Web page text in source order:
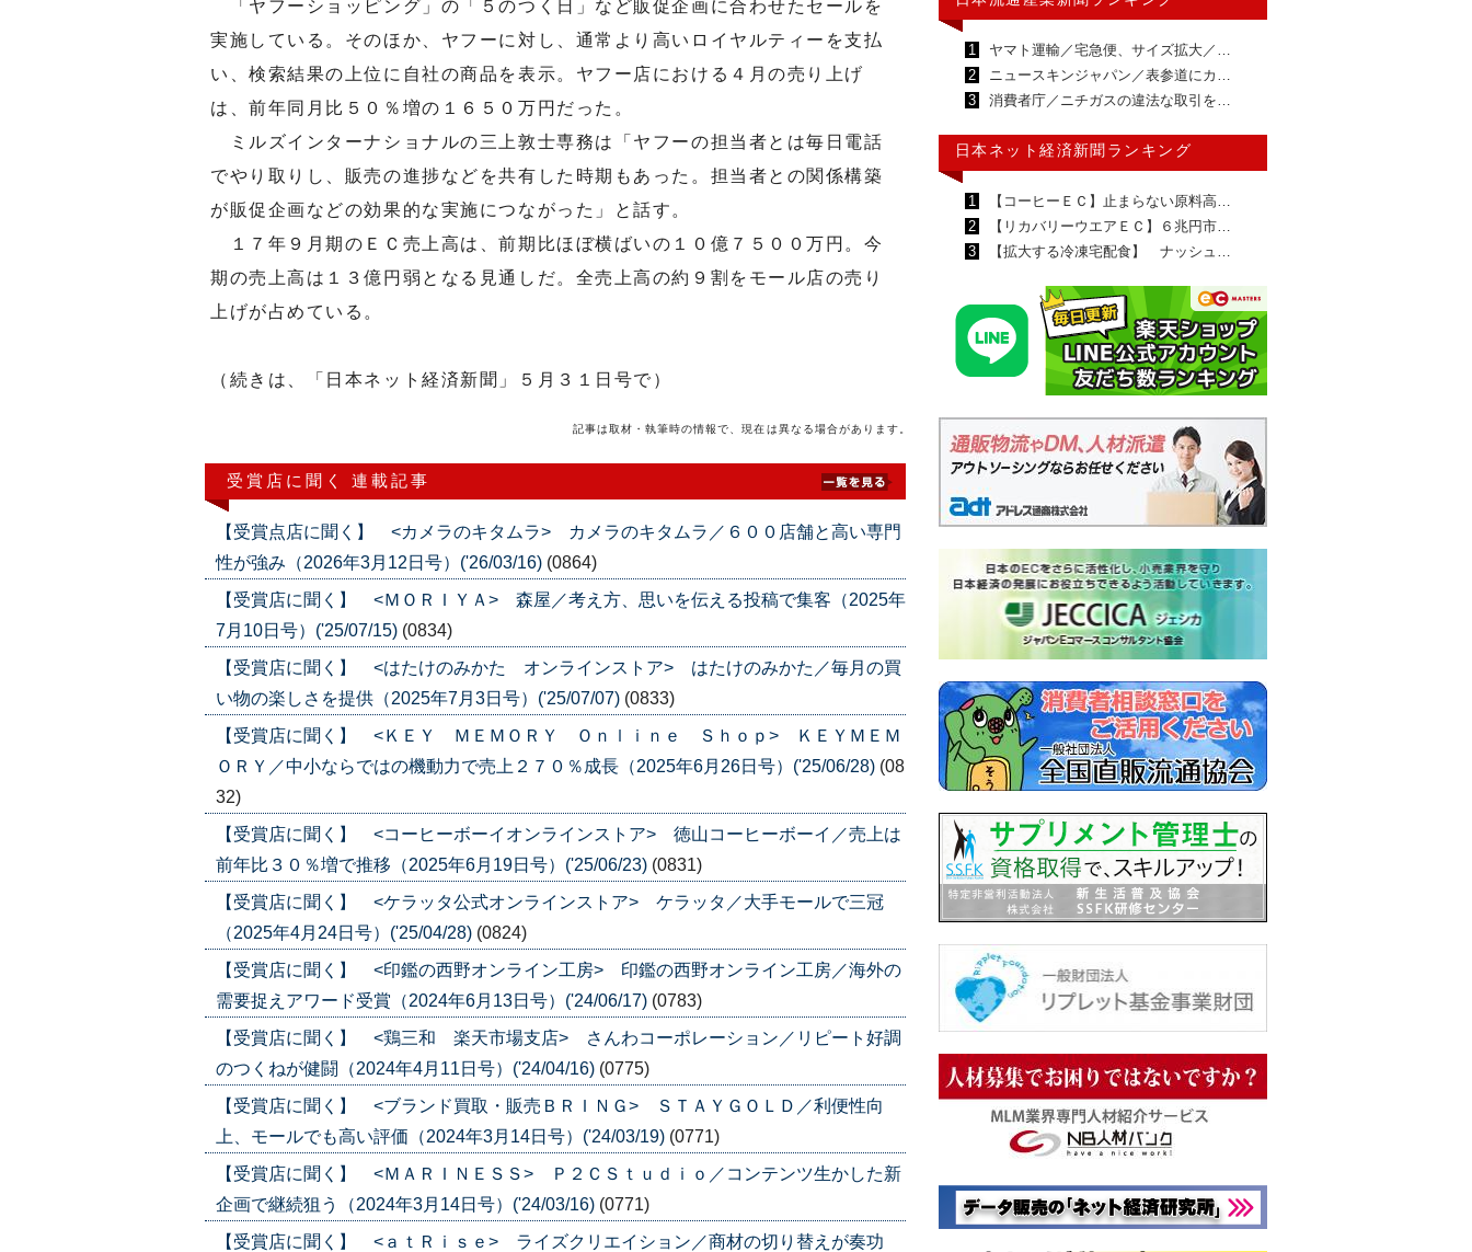
「ヤフーショッピング」の「５のつく日」など販促企画に合わせたセールを
実施している。そのほか、ヤフーに対し、通常より高いロイヤルティーを支払
い、検索結果の上位に自社の商品を表示。ヤフー店における４月の売り上げ
は、前年同月比５０％増の１６５０万円だった。
ミルズインターナショナルの三上敦士専務は「ヤフーの担当者とは毎日電話
でやり取りし、販売の進捗などを共有した時期もあった。担当者との関係構築
が販促企画などの効果的な実施につながった」と話す。
１７年９月期のＥＣ売上高は、前期比ほぼ横ばいの１０億７５００万円。今
期の売上高は１３億円弱となる見通しだ。全売上高の約９割をモール店の売り
上げが占めている。
（続きは、「日本ネット経済新聞」５月３１日号で）
記事は取材・執筆時の情報で、現在は異なる場合があります。
受賞店に聞く 連載記事
【受賞点店に聞く】 <カメラのキタムラ> カメラのキタムラ／６００店舗と高い専門
性が強み（2026年3月12日号）('26/03/16) (0864)
【受賞店に聞く】 <ＭＯＲＩＹＡ> 森屋／考え方、思いを伝える投稿で集客（2025年
7月10日号）('25/07/15) (0834)
【受賞店に聞く】 <はたけのみかた オンラインストア> はたけのみかた／毎月の買
い物の楽しさを提供（2025年7月3日号）('25/07/07) (0833)
【受賞店に聞く】 <ＫＥＹ ＭＥＭＯＲＹ Ｏｎｌｉｎｅ Ｓｈｏｐ> ＫＥＹＭＥＭ
ＯＲＹ／中小ならではの機動力で売上２７０％成長（2025年6月26日号）('25/06/28) (08
32)
【受賞店に聞く】 <コーヒーボーイオンラインストア> 徳山コーヒーボーイ／売上は
前年比３０％増で推移（2025年6月19日号）('25/06/23) (0831)
【受賞店に聞く】 <ケラッタ公式オンラインストア> ケラッタ／大手モールで三冠
（2025年4月24日号）('25/04/28) (0824)
【受賞店に聞く】 <印鑑の西野オンライン工房> 印鑑の西野オンライン工房／海外の
需要捉えアワード受賞（2024年6月13日号）('24/06/17) (0783)
【受賞店に聞く】 <鶏三和 楽天市場支店> さんわコーポレーション／リピート好調
のつくねが健闘（2024年4月11日号）('24/04/16) (0775)
【受賞店に聞く】 <ブランド買取・販売ＢＲＩＮＧ> ＳＴＡＹＧＯＬＤ／利便性向
上、モールでも高い評価（2024年3月14日号）('24/03/19) (0771)
【受賞店に聞く】 <ＭＡＲＩＮＥＳＳ> Ｐ２ＣＳｔｕｄｉｏ／コンテンツ生かした新
企画で継続狙う（2024年3月14日号）('24/03/16) (0771)
【受賞店に聞く】 <ａｔＲｉｓｅ> ライズクリエイション／商材の切り替えが奏功
1
ヤマト運輸／宅急便、サイズ拡大／…
2
ニュースキンジャパン／表参道にカ…
3
消費者庁／ニチガスの違法な取引を…
日本ネット経済新聞ランキング
1
【コーヒーＥＣ】止まらない原料高…
2
【リカバリーウエアＥＣ】６兆円市…
3
【拡大する冷凍宅配食】 ナッシュ…